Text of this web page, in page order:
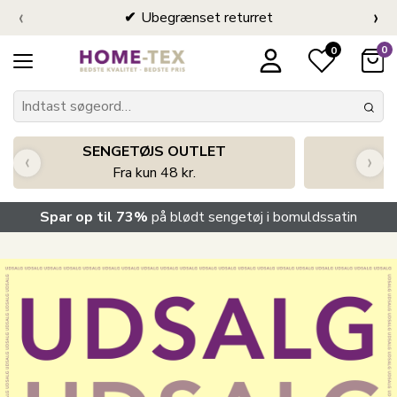
Ubegrænset returret
‹ ›
0 0
SENGETØJS OUTLET
Fra kun 48 kr.
‹ ›
Spar op til 73% på blødt sengetøj i bomuldssatin